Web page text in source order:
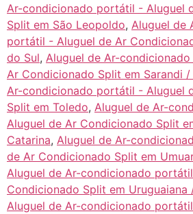
Ar-condicionado portátil - Aluguel
Split em São Leopoldo, Aluguel de
portátil - Aluguel de Ar
do Sul, Aluguel de Ar-
Ar Condicionado Split em Sarandi /
Ar-condicionado portátil - Aluguel
Split em Toledo, Aluguel de Ar-
Aluguel de Ar Condicionado Split
Catarina, Aluguel de Ar-
de Ar Condicionado Split em
Aluguel de Ar-condicionado
Condicionado Split em Uruguaiana
Aluguel de Ar-condicionado